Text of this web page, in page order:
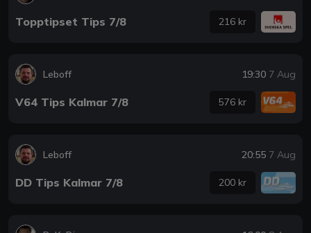
Topptipset Tips 7/8 216 kr
Leboff 19:30 7 Aug
V64 Tips Kalmar 7/8 576 kr
Leboff 20:55 7 Aug
DD Tips Kalmar 7/8 200 kr